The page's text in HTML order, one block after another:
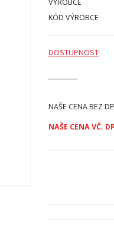
KÓD VÝROBCE
DOSTUPNOST
NAŠE CENA BEZ
NAŠE CENA VČ.